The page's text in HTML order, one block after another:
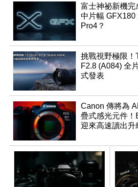
富士神祕新機
中片幅 GFX180
Pro4？
挑戰視野極限！
F2.8 (A084) 全
式發表
Canon 傳將為
疊式感光元件！
迎來高速讀出升